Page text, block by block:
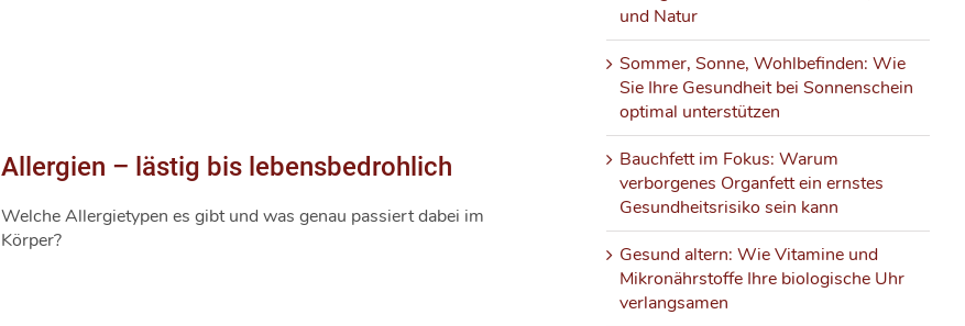
Allergien – lästig bis lebensbedrohlich
Welche Allergietypen es gibt und was genau passiert dabei im
Körper?
und Natur
Sommer, Sonne, Wohlbefinden: Wie
Sie Ihre Gesundheit bei Sonnenschein
optimal unterstützen
Bauchfett im Fokus: Warum
verborgenes Organfett ein ernstes
Gesundheitsrisiko sein kann
Gesund altern: Wie Vitamine und
Mikronährstoffe Ihre biologische Uhr
verlangsamen